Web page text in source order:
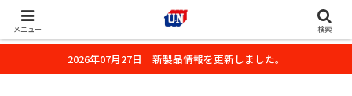
株式会社ユーエヌのオフィシャルホームページです。デジタルカメラ・カメ
ラ・水中撮影用の撮影アクセサリーのご紹介をいたします。
2026年07月27日 新製品情報を更新しました。
メニュー 検索